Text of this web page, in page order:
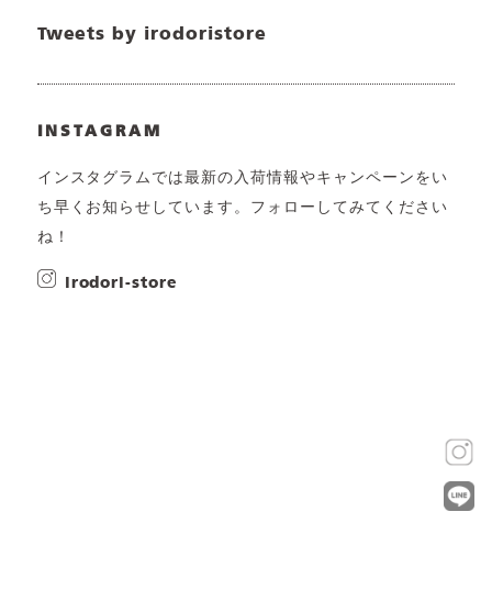
Tweets by irodoristore
INSTAGRAM
インスタグラムでは最新の入荷情報やキャンペーンをい
ち早くお知らせしています。フォローしてみてください
ね！
irodori-store